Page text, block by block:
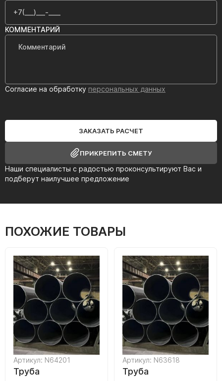
Наши специалисты с радостью проконсультируют Вас и
подберут наилучшее предложение
КОММЕНТАРИЙ
Согласие на обработку персональных данных
ЗАКАЗАТЬ РАСЧЕТ
ПРИКРЕПИТЬ СМЕТУ
ПОХОЖИЕ ТОВАРЫ
Артикул: N64201
Труба
Артикул: N63618
Труба